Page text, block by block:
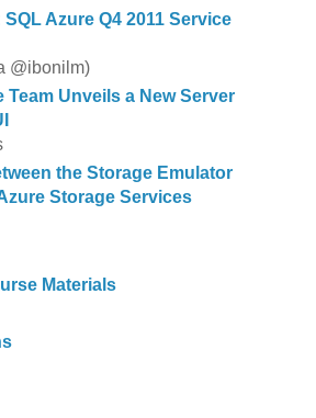
Azure Q4 2011 Service
@ibonilm)
Team Unveils a New Server
the Storage Emulator
Storage Services
Materials